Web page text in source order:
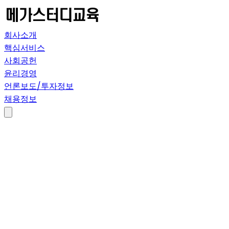
회사소개
핵심서비스
사회공헌
윤리경영
언론보도/투자정보
채용정보